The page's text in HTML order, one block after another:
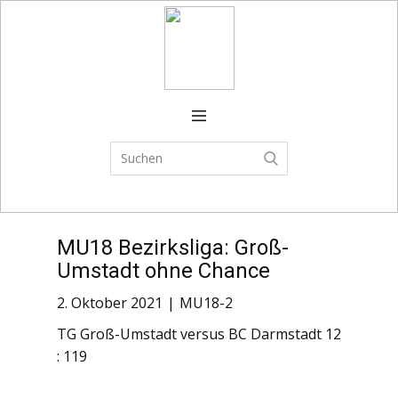
Spielplan
Trainingszeiten
Spielbetrieb
CAMPS
News
MU18 Bezirksliga: Groß-
Umstadt ohne Chance
2. Oktober 2021
MU18-2
TG Groß-Umstadt versus BC Darmstadt 12
: 119